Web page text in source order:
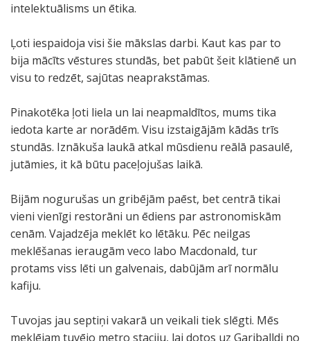
intelektuālisms un ētika.
Ļoti iespaidoja visi šie mākslas darbi. Kaut kas par to
bija mācīts vēstures stundās, bet pabūt šeit klātienē un
visu to redzēt, sajūtas neaprakstāmas.
Pinakotēka ļoti liela un lai neapmaldītos, mums tika
iedota karte ar norādēm. Visu izstaigājām kādās trīs
stundās. Iznākuša laukā atkal mūsdienu reālā pasaulē,
jutāmies, it kā būtu paceļojušas laikā.
Bijām nogurušas un gribējām paēst, bet centrā tikai
vieni vienīgi restorāni un ēdiens par astronomiskām
cenām. Vajadzēja meklēt ko lētāku. Pēc neilgas
meklēšanas ieraugām veco labo Macdonald, tur
protams viss lēti un galvenais, dabūjām arī normālu
kafiju.
Tuvojas jau septiņi vakarā un veikali tiek slēgti. Mēs
meklējam tuvējo metro staciju, lai dotos uz Gariballdi no